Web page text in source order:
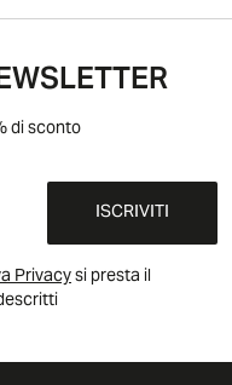
di sconto
ISCRIVITI
Privacysi presta il